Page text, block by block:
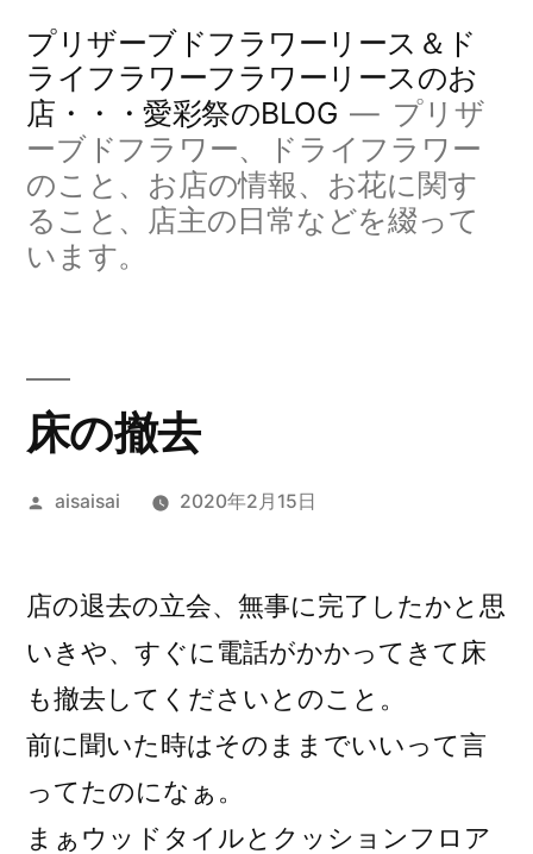
プリザーブドフラワーリース＆ド
ライフラワーフラワーリースのお
店・・・愛彩祭のBLOG
プリザ
ーブドフラワー、ドライフラワー
のこと、お店の情報、お花に関す
ること、店主の日常などを綴って
います。
床の撤去
投
aisaisai 2020年2月15日
店の退去の立会、無事に完了したかと思
いきや、すぐに電話がかかってきて床
も撤去してくださいとのこと。
前に聞いた時はそのままでいいって言
ってたのになぁ。
まぁウッドタイルとクッションフロア